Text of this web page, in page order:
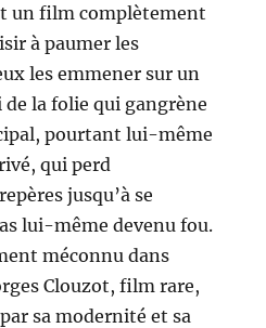
un film complètement
à paumer les
les emmener sur un
la folie qui gangrène
pourtant lui-même
qui perd
jusqu’à se
lui-même devenu fou.
méconnu dans
Clouzot, film rare,
sa modernité et sa